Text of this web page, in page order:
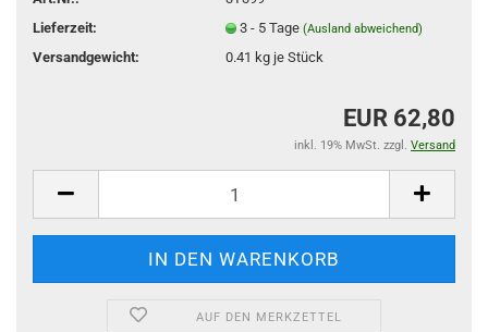
Lieferzeit:
3 - 5 Tage (Ausland abweichend)
Versandgewicht: 0.41 kg je Stück
EUR 62,80
inkl. 19% MwSt. zzgl. Versand
AUF DEN MERKZETTEL